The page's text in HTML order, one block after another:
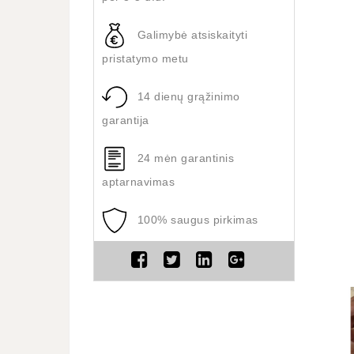
Galimybė atsiskaityti
pristatymo metu
14 dienų grąžinimo
garantija
24 mėn garantinis
aptarnavimas
100% saugus pirkimas